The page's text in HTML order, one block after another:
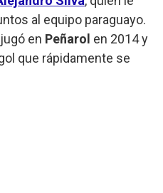
al equipo paraguayo.
en Peñarol en 2014 y
que rápidamente se